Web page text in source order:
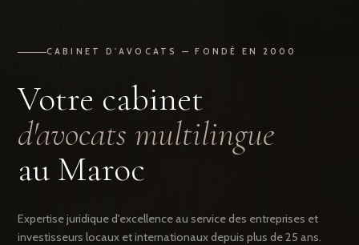
CABINET D'AVOCATS — FONDÉ EN 2000
Votre cabinet
d'avocats multilingue
au Maroc
Expertise juridique d'excellence au service des entreprises et
investisseurs locaux et internationaux depuis plus de 25 ans.